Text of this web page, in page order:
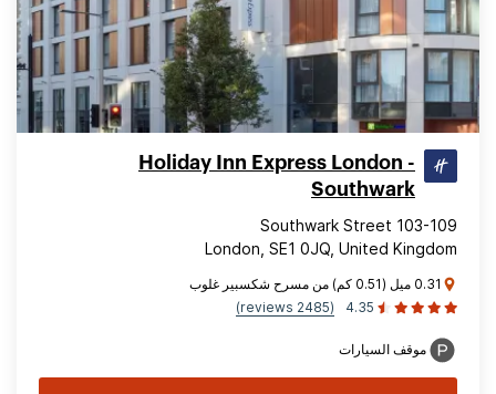
Holiday Inn Express London -
Southwark
103-109 Southwark Street
London, SE1 0JQ, United Kingdom
0.31 ميل (0.51 كم) من مسرح شكسبير غلوب
4.35
(2485 reviews)
موقف السيارات